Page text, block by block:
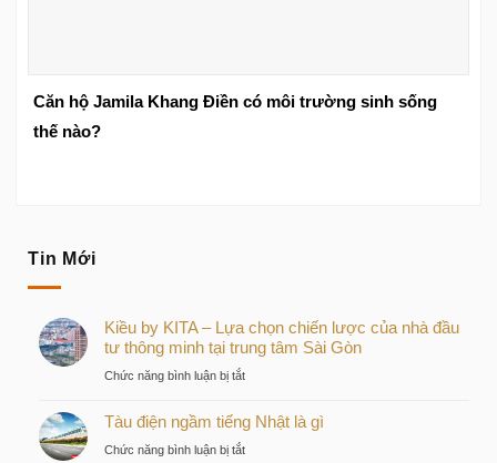
Căn hộ Jamila Khang Điền có môi trường sinh sống
thế nào?
Tin Mới
Kiều by KITA – Lựa chọn chiến lược của nhà đầu
tư thông minh tại trung tâm Sài Gòn
Chức năng bình luận bị tắtở
by
Tàu điện ngầm tiếng Nhật là gì
Chức năng bình luận bị tắtở